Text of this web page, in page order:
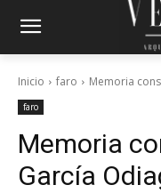
Inicio faro Memoria
faro
Memoria
García